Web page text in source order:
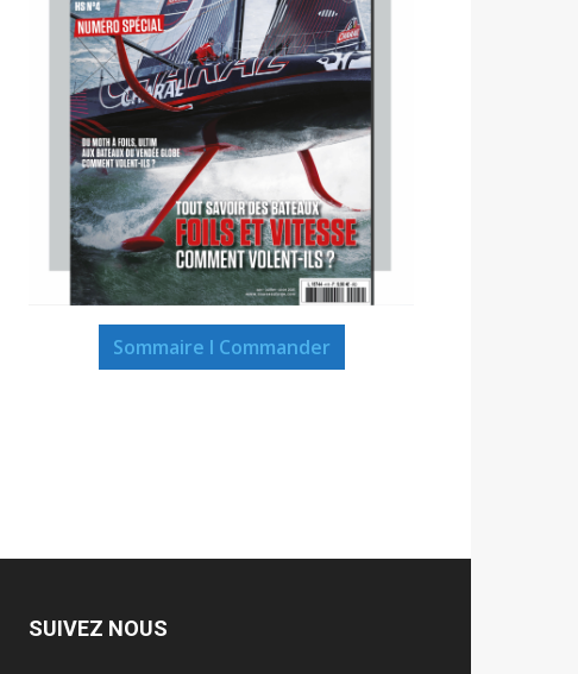
Sommaire I Commander
SUIVEZ NOUS